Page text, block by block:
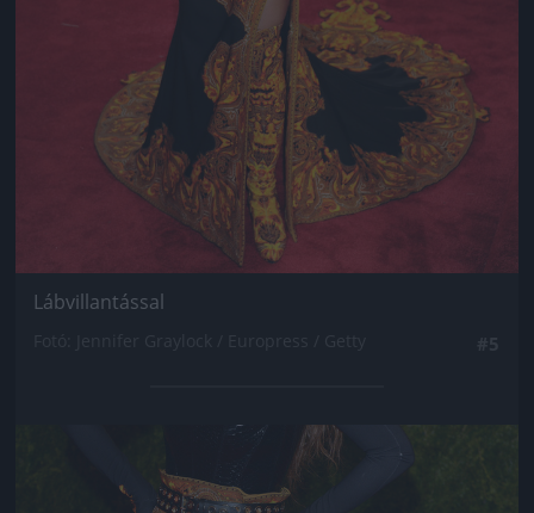
Lábvillantással
Jön még kép!